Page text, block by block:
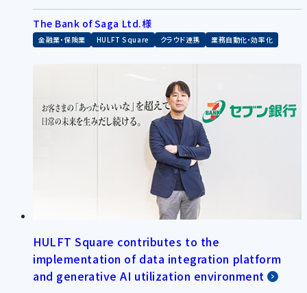
The Bank of Saga Ltd.様
金融業・保険業 HULFT Square クラウド連携 業務自動化・効率化
HULFT Square contributes to the
implementation of data integration platform
and generative AI utilization environment